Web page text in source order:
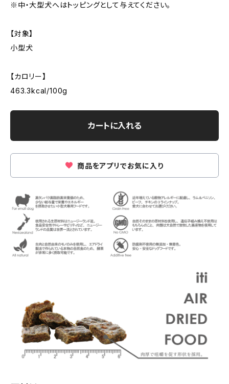
※中・大型犬へはトッピングとして与えてください。
【対象】
小型犬
【カロリー】
463.3kcal/100g
カートに入れる
商品をアプリでお気に入り